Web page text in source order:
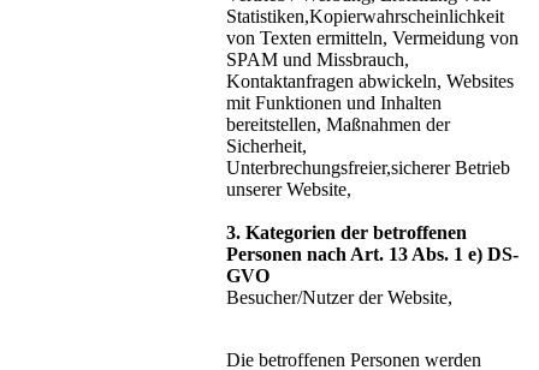
Statistiken,Kopierwahrscheinlichkeit
von Texten ermitteln, Vermeidung von
SPAM und Missbrauch,
Kontaktanfragen abwickeln, Websites
mit Funktionen und Inhalten
bereitstellen, Maßnahmen der
Sicherheit,
Unterbrechungsfreier,sicherer Betrieb
unserer Website,
3. Kategorien der betroffenen
Personen nach Art. 13 Abs. 1 e) DS-
GVO
Besucher/Nutzer der Website,
Die betroffenen Personen werden